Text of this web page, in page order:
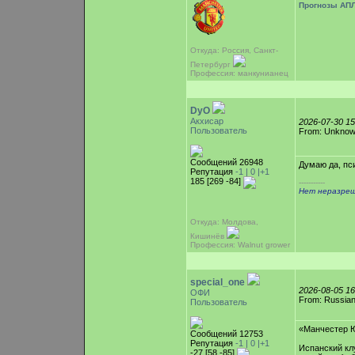
Откуда: Россия, Санкт-
Петербург
Профессия: манкунианец
Прогнозы
DyO
Акхисар
Пользователь
Сообщений 26948
Репутация -1 | 0 |+1
185 [269 -84]
Откуда: Молдова,
Кишинёв
Профессия: Walnut grower
2026-07-30
From:
Думаю да,
-----------
Нет
special_one
ОФИ
Пользователь
Сообщений 12753
Репутация -1 | 0 |+1
-27 [58 -85]
2026-08-05
From:
«Манчестер
Испанский